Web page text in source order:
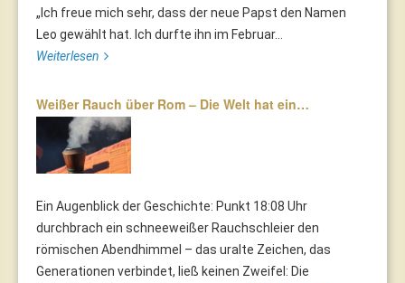
„Ich freue mich sehr, dass der neue Papst den Namen
Leo gewählt hat. Ich durfte ihn im Februar...
Weiterlesen
Weißer Rauch über Rom – Die Welt hat ein…
Ein Augenblick der Geschichte: Punkt 18:08 Uhr
durchbrach ein schneeweißer Rauchschleier den
römischen Abendhimmel – das uralte Zeichen, das
Generationen verbindet, ließ keinen Zweifel: Die